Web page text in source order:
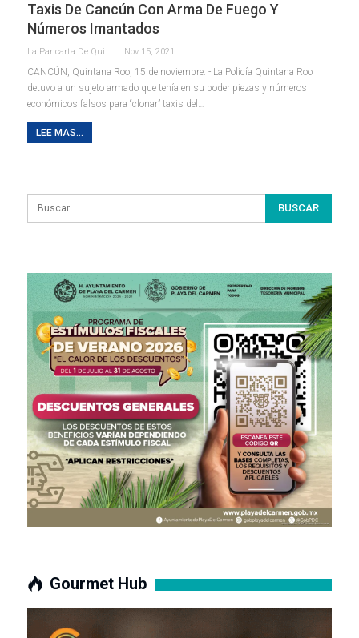
Taxis De Cancún Con Arma De Fuego Y
Números Imantados
La Pancarta De Quintana Roo Nov 15, 2021
CANCÚN, Quintana Roo, 15 de noviembre. - La Policía Quintana Roo
detuvo a un sujeto armado que tenía en su poder piezas y números
económicos falsos para “clonar” taxis del …
LEE MAS...
Gourmet Hub